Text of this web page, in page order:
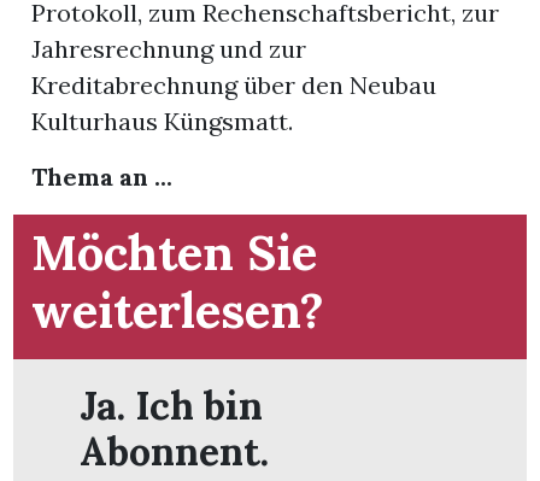
Newsletter
App
Bremgarten
Protokoll, zum Rechenschaftsbericht, zur
Jahresrechnung und zur
Kreditabrechnung über den Neubau
Kulturhaus Küngsmatt.
Thema an ...
Möchten Sie
weiterlesen?
Ja. Ich bin
Abonnent.